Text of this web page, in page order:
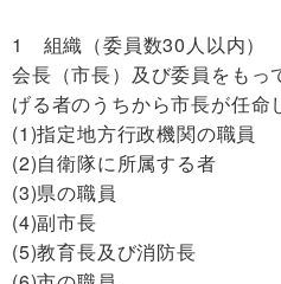
1 組織（委員数30人以内）
会長（市長）及び委員をもっ
げる者のうちから市長が任命
(1)指定地方行政機関の職員
(2)自衛隊に所属する者
(3)県の職員
(4)副市長
(5)教育長及び消防長